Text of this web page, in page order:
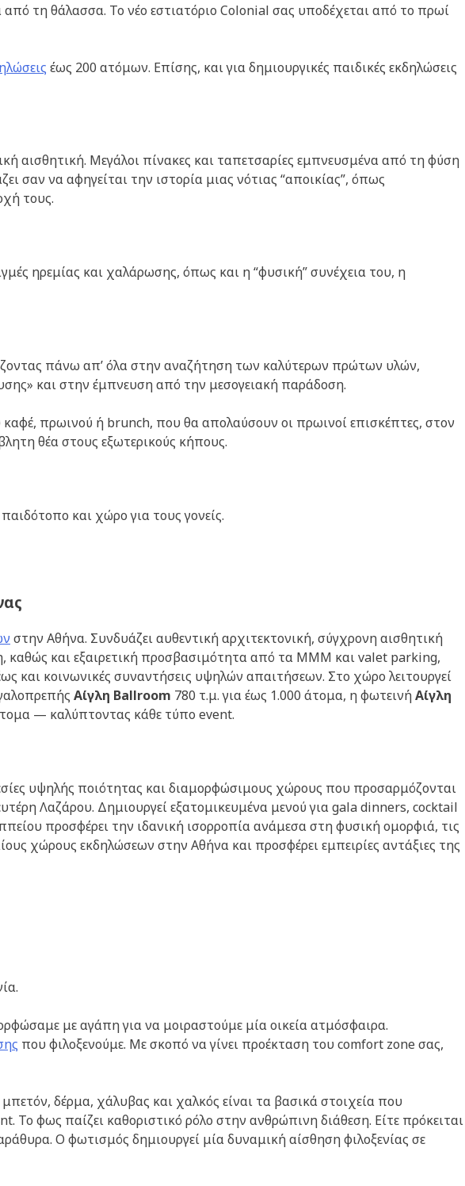
τη θάλασσα. Το νέο εστιατόριο Colonial σας υποδέχεται από το πρωί
έως 200 ατόμων. Επίσης, και για δημιουργικές παιδικές εκδηλώσεις
αισθητική. Μεγάλοι πίνακες και ταπετσαρίες εμπνευσμένα από τη φύση
σαν να αφηγείται την ιστορία μιας νότιας “αποικίας”, όπως
τους.
ηρεμίας και χαλάρωσης, όπως και η “φυσική” συνέχεια του, η
πάνω απ’ όλα στην αναζήτηση των καλύτερων πρώτων υλών,
και στην έμπνευση από την μεσογειακή παράδοση.
καφέ, πρωινού ή brunch, που θα απολαύσουν οι πρωινοί επισκέπτες, στον
θέα στους εξωτερικούς κήπους.
και χώρο για τους γονείς.
στην Αθήνα. Συνδυάζει αυθεντική αρχιτεκτονική, σύγχρονη αισθητική
καθώς και εξαιρετική προσβασιμότητα από τα ΜΜΜ και valet parking,
και κοινωνικές συναντήσεις υψηλών απαιτήσεων. Στο χώρο λειτουργεί
Aίγλη Ballroom 780 τ.μ. για έως 1.000 άτομα, η φωτεινήAίγλη
— καλύπτοντας κάθε τύπο event.
υψηλής ποιότητας και διαμορφώσιμους χώρους που προσαρμόζονται
Λαζάρου. Δημιουργεί εξατομικευμένα μενού για gala dinners, cocktail
προσφέρει την ιδανική ισορροπία ανάμεσα στη φυσική ομορφιά, τις
χώρους εκδηλώσεων στην Αθήνα και προσφέρει εμπειρίες αντάξιες της
με αγάπη για να μοιραστούμε μία οικεία ατμόσφαιρα.
που φιλοξενούμε. Mε σκοπό να γίνει προέκταση του comfort zone σας,
δέρμα, χάλυβας και χαλκός είναι τα βασικά στοιχεία που
φως παίζει καθοριστικό ρόλο στην ανθρώπινη διάθεση. Είτε πρόκειται
Ο φωτισμός δημιουργεί μία δυναμική αίσθηση φιλοξενίας σε